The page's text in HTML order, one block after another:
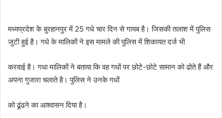
मध्यप्रदेश के बुरहानपुर में 25 गधे चार दिन से गायब है। जिसकी तलाश में पुलिस
जुटी हुई है। गधे के मालिकों ने इस मामले की पुलिस में शिकायत दर्ज भी
करवाई है। गधा मालिकों ने बताया कि वह गधों पर छोटे-छोटे सामान को ढोते हैं और
अपना गुजारा चलाते है। पुलिस ने उनके गधों
को ढूंढने का आश्वासन दिया है।